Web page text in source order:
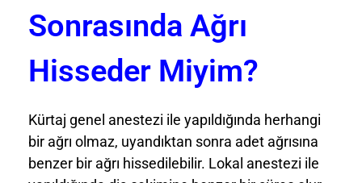
Sonrasında Ağrı
Hisseder Miyim?
Kürtaj genel anestezi ile yapıldığında herhangi
bir ağrı olmaz, uyandıktan sonra adet ağrısına
benzer bir ağrı hissedilebilir. Lokal anestezi ile